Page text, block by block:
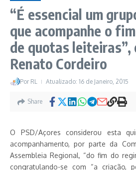
“É essencial um
que acompanhe o
de quotas leiteiras”,
Renato Cordeiro
Por RL Atualizado: 16 de Janeiro, 2015
Share
O PSD/Açores considerou esta
acompanhamento, por parte da
Assembleia Regional, “do fim do
congratulando-se com “a criação,